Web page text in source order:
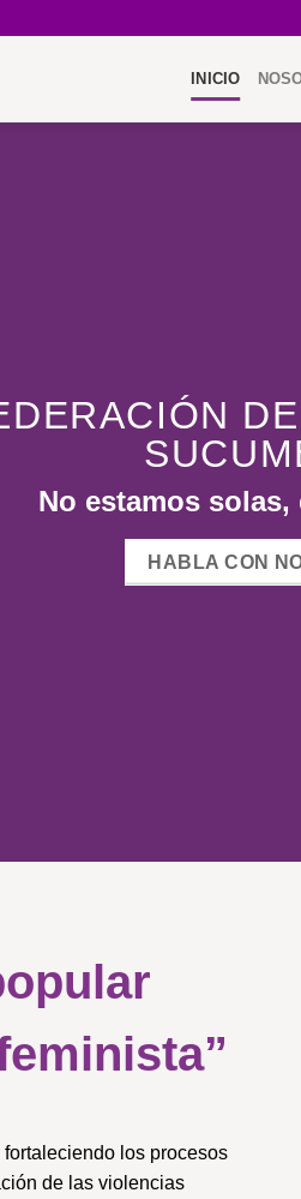
INICIO
No estamos
HABLA CON
los procesos
de las violencias